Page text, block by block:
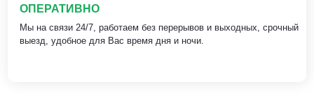
ОПЕРАТИВНО
Мы на связи 24/7, работаем без перерывов и выходных, срочный
выезд, удобное для Вас время дня и ночи.